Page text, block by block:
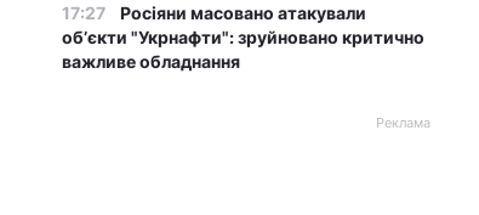
17:27
Росіяни масовано атакували
обʼєкти "Укрнафти": зруйновано критично
важливе обладнання
Реклама